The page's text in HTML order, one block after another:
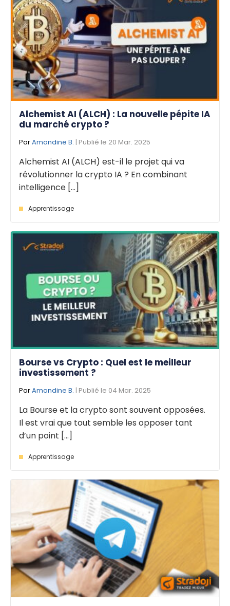
Alchemist AI (ALCH) : La nouvelle pépite IA
du marché crypto ?
ParAmandine B. | Publié le 20 Mar. 2025
Alchemist AI (ALCH) est-il le projet qui va
révolutionner la crypto IA ? En combinant
intelligence [...]
Apprentissage
Bourse vs Crypto : Quel est le meilleur
investissement ?
ParAmandine B. | Publié le 04 Mar. 2025
La Bourse et la crypto sont souvent opposées.
Il est vrai que tout semble les opposer tant
d’un point [...]
Apprentissage